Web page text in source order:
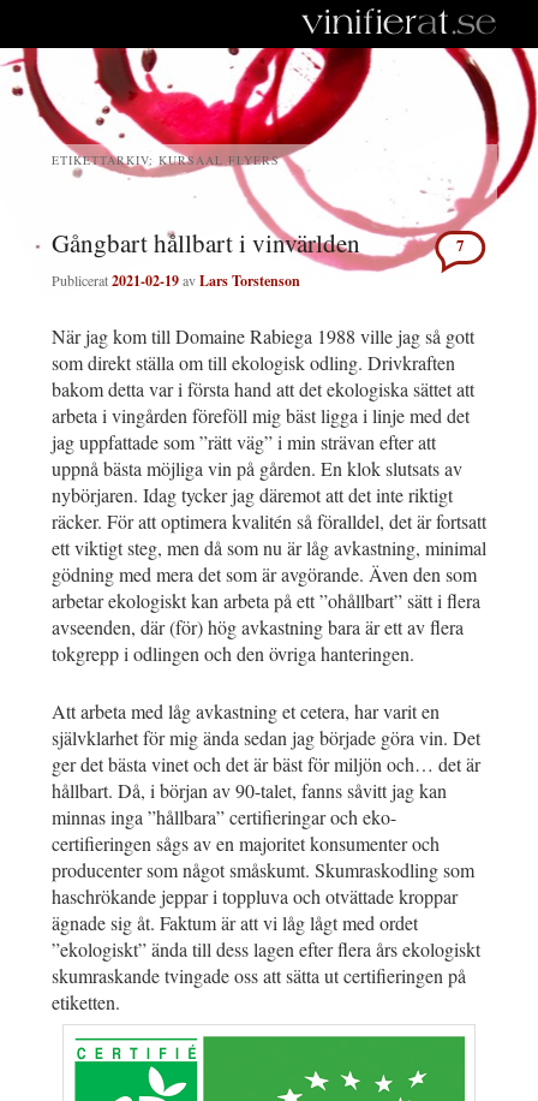
ETIKETTARKIV: KURSAAL FLYERS
Gångbart hållbart i vinvärlden
Publicerat2021-02-19avLars Torstenson
7
När jag kom till Domaine Rabiega 1988 ville jag så gott
som direkt ställa om till ekologisk odling. Drivkraften
bakom detta var i första hand att det ekologiska sättet att
arbeta i vingården föreföll mig bäst ligga i linje med det
jag uppfattade som ”rätt väg” i min strävan efter att
uppnå bästa möjliga vin på gården. En klok slutsats av
nybörjaren. Idag tycker jag däremot att det inte riktigt
räcker. För att optimera kvalitén så föralldel, det är fortsatt
ett viktigt steg, men då som nu är låg avkastning, minimal
gödning med mera det som är avgörande. Även den som
arbetar ekologiskt kan arbeta på ett ”ohållbart” sätt i flera
avseenden, där (för) hög avkastning bara är ett av flera
tokgrepp i odlingen och den övriga hanteringen.
Att arbeta med låg avkastning et cetera, har varit en
självklarhet för mig ända sedan jag började göra vin. Det
ger det bästa vinet och det är bäst för miljön och… det är
hållbart. Då, i början av 90-talet, fanns såvitt jag kan
minnas inga ”hållbara” certifieringar och eko-
certifieringen sågs av en majoritet konsumenter och
producenter som något småskumt. Skumraskodling som
haschrökande jeppar i toppluva och otvättade kroppar
ägnade sig åt. Faktum är att vi låg lågt med ordet
”ekologiskt” ända till dess lagen efter flera års ekologiskt
skumraskande tvingade oss att sätta ut certifieringen på
etiketten.